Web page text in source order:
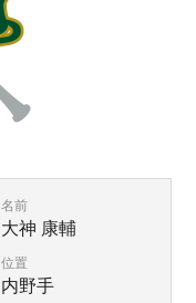
名前
大神 康輔
位置
内野手